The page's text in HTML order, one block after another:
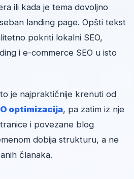
ili kada je tema dovoljno
landing page. Opšti tekst
pokriti lokalni SEO,
i e-commerce SEO u isto
je najpraktičnije krenuti od
optimizacija, pa zatim iz nje
i povezane blog
dobija strukturu, a ne
članaka.